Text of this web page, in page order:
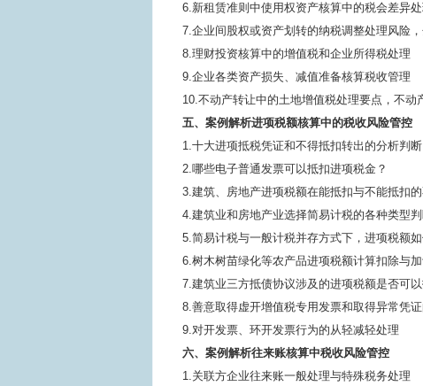
6.新租赁准则中使用权资产核算中的税会差异
7.企业间股权或资产划转的纳税调整处理风险
8.理财投资核算中的增值税和企业所得税处理
9.企业各类资产损失、减值准备核算税收管理
10.不动产转让中的土地增值税处理要点，不
五、案例解析进项税额核算中的税收风险管控
1.十大进项抵税凭证和不得抵扣转出的分析判断
2.哪些电子普通发票可以抵扣进项税金？
3.建筑、房地产进项税额在能抵扣与不能抵扣
4.建筑业和房地产业选择简易计税的各种类型
5.简易计税与一般计税并存方式下，进项税额
6.树木树苗绿化等农产品进项税额计算扣除与
7.建筑业三方抵债协议涉及的进项税额是否可以
8.善意取得虚开增值税专用发票和取得异常凭
9.对开发票、环开发票行为的从轻减轻处理
六、案例解析往来账核算中税收风险管控
1.关联方企业往来账一般处理与特殊税务处理